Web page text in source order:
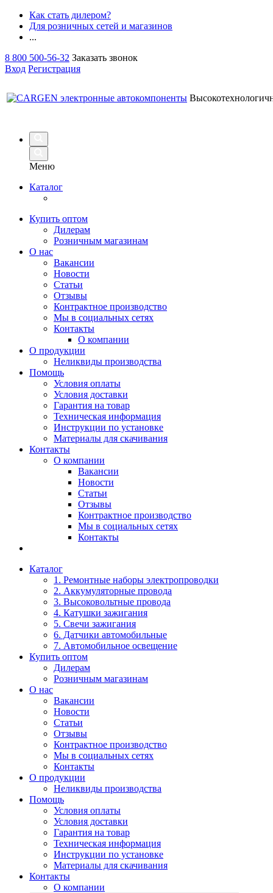
Как стать дилером?
Для розничных сетей и магазинов
...
8 800 500-56-32 Заказать звонок
Вход Регистрация
Меню
Каталог
Купить оптом
Дилерам
Розничным магазинам
О нас
Вакансии
Новости
Статьи
Отзывы
Контрактное производство
Мы в социальных сетях
Контакты
О компании
О продукции
Неликвиды производства
Помощь
Условия оплаты
Условия доставки
Гарантия на товар
Техническая информация
Инструкции по установке
Материалы для скачивания
Контакты
О компании
Вакансии
Новости
Статьи
Отзывы
Контрактное производство
Мы в социальных сетях
Контакты
Каталог
1. Ремонтные наборы электропроводки
2. Аккумуляторные провода
3. Высоковольтные провода
4. Катушки зажигания
5. Свечи зажигания
6. Датчики автомобильные
7. Автомобильное освещение
Купить оптом
Дилерам
Розничным магазинам
О нас
Вакансии
Новости
Статьи
Отзывы
Контрактное производство
Мы в социальных сетях
Контакты
О продукции
Неликвиды производства
Помощь
Условия оплаты
Условия доставки
Гарантия на товар
Техническая информация
Инструкции по установке
Материалы для скачивания
Контакты
О компании